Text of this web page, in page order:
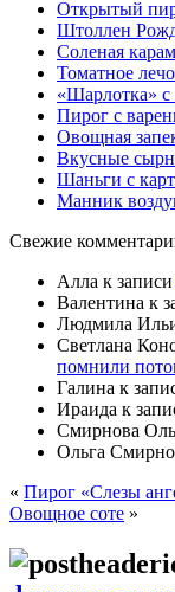
Открытый
Штоллен
Соленая
Томатное
«Шарлотка» с
Пирог с
Овощная
Вкусные
Шаньги с
Манник
Свежие
Алла к записи
Валентина к
Людмила
Светлана
помнили
Галина к
Ираида к
Смирнова
Ольга
« Пирог «Слезы
Овощное соте »